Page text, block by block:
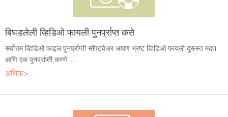
बिघडलेली व्हिडिओ फायली पुनर्प्राप्त कसे
सर्वोत्तम व्हिडिओ फाइल पुनर्प्राप्ती सॉफ्टवेअर आपण भ्रष्ट व्हिडिओ फायली दुरूस्त मदत
आणि एक पुनर्प्राप्ती करणे. ...
अधिक>